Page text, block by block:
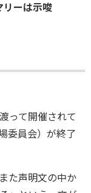
リーは示唆
って開催されて
委員会）が終了
た声明文の中か